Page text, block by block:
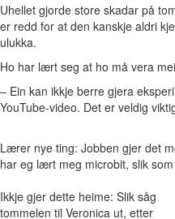
Uhellet gjorde store skadar på
er redd for at den kanskje aldri
ulukka.
Ho har lært seg at ho må vera
– Ein kan ikkje berre gjera
YouTube-video. Det er veldig
Lærer nye ting: Jobben gjer det
har eg lært meg microbit, slik
Ikkje gjer dette heime: Slik såg
tommelen til Veronica ut, etter